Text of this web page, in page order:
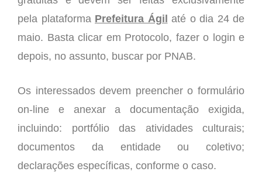
pela plataforma Prefeitura Ágil até o dia 24 de
maio. Basta clicar em Protocolo, fazer o login e
depois, no assunto, buscar por PNAB.
Os interessados devem preencher o formulário
on-line e anexar a documentação exigida,
incluindo: portfólio das atividades culturais;
documentos da entidade ou coletivo;
declarações específicas, conforme o caso.